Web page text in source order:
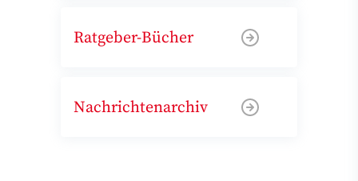
Ratgeber-Bücher
Nachrichtenarchiv